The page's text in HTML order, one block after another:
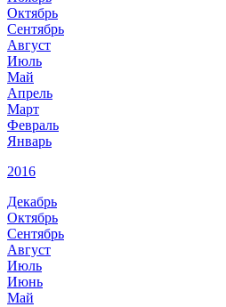
Октябрь
Сентябрь
Август
Июль
Май
Апрель
Март
Февраль
Январь
2016
Декабрь
Октябрь
Сентябрь
Август
Июль
Июнь
Май